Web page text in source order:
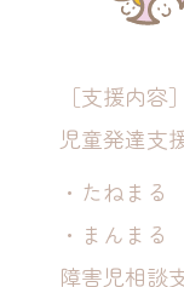
［支援内容］
児童発達支
・たねまる
・まんまる
障害児相談